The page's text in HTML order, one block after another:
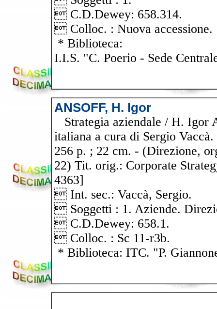
 C.D.Dewey: 658.314.
 Colloc. : Nuova accessione.
* Biblioteca:
I.I.S. "C. Poerio - Sede
ANSOFF, H. Igor
Strategia aziendale / H. Igor
italiana a cura di Sergio
256 p. ; 22 cm. - (Direzione,
22) Tit. orig.: Corporate
4363]
 Int. sec.: Vaccà, Sergio.
 Soggetti : 1. Aziende.
 C.D.Dewey: 658.1.
 Colloc. : Sc 11-r3b.
* Biblioteca: ITC. "P.